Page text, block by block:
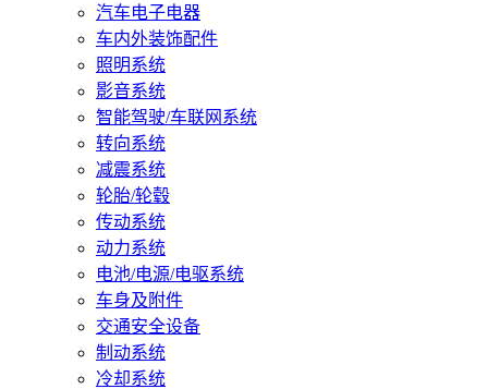
汽车电子电器
车内外装饰配件
照明系统
影音系统
智能驾驶/车联网系统
转向系统
减震系统
轮胎/轮毂
传动系统
动力系统
电池/电源/电驱系统
车身及附件
交通安全设备
制动系统
冷却系统